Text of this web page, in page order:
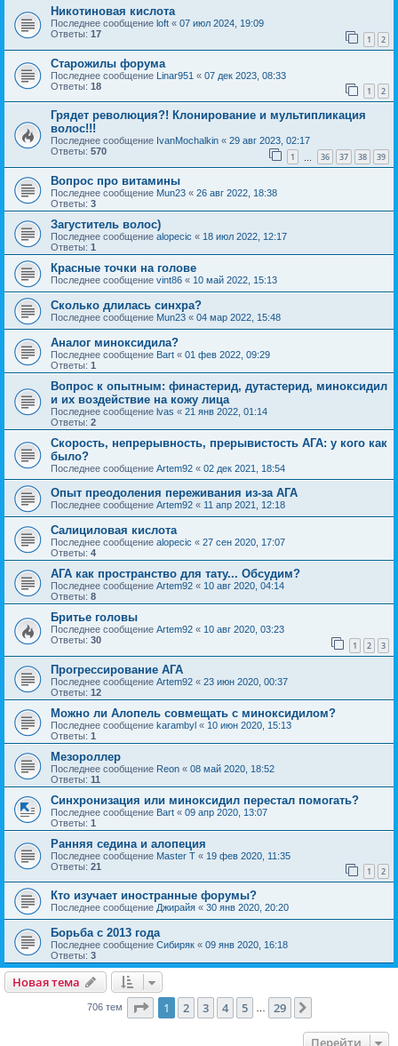
Никотиновая кислота
Последнее сообщение loft « 07 июл 2024, 19:09
Ответы: 17 1 2
Старожилы форума
Последнее сообщение Linar951 « 07 дек 2023, 08:33
Ответы: 18 1 2
Грядет революция?! Клонирование и мультипликация
волос!!!
Последнее сообщение IvanMochalkin « 29 авг 2023, 02:17
Ответы: 570 1 36 37 38 39
Вопрос про витамины
Последнее сообщение Mun23 « 26 авг 2022, 18:38
Ответы: 3
Загуститель волос)
Последнее сообщение alopecic « 18 июл 2022, 12:17
Ответы: 1
Красные точки на голове
Последнее сообщение vint86 « 10 май 2022, 15:13
Сколько длилась синхра?
Последнее сообщение Mun23 « 04 мар 2022, 15:48
Аналог миноксидила?
Последнее сообщение Bart « 01 фев 2022, 09:29
Ответы: 1
Вопрос к опытным: финастерид, дутастерид, миноксидил
и их воздействие на кожу лица
Последнее сообщение lvas « 21 янв 2022, 01:14
Ответы: 2
Скорость, непрерывность, прерывистость АГА: у кого как
было?
Последнее сообщение Artem92 « 02 дек 2021, 18:54
Опыт преодоления переживания из-за АГА
Последнее сообщение Artem92 « 11 апр 2021, 12:18
Салициловая кислота
Последнее сообщение alopecic « 27 сен 2020, 17:07
Ответы: 4
АГА как пространство для тату... Обсудим?
Последнее сообщение Artem92 « 10 авг 2020, 04:14
Ответы: 8
Бритье головы
Последнее сообщение Artem92 « 10 авг 2020, 03:23
Ответы: 30 1 2 3
Прогрессирование АГА
Последнее сообщение Artem92 « 23 июн 2020, 00:37
Ответы: 12
Можно ли Алопель совмещать с миноксидилом?
Последнее сообщение karambyl « 10 июн 2020, 15:13
Ответы: 1
Мезороллер
Последнее сообщение Reon « 08 май 2020, 18:52
Ответы: 11
Синхронизация или миноксидил перестал помогать?
Последнее сообщение Bart « 09 апр 2020, 13:07
Ответы: 1
Ранняя седина и алопеция
Последнее сообщение Master T « 19 фев 2020, 11:35
Ответы: 21 1 2
Кто изучает иностранные форумы?
Последнее сообщение Джирайя « 30 янв 2020, 20:20
Борьба с 2013 года
Последнее сообщение Сибиряк « 09 янв 2020, 16:18
Ответы: 3
Новая тема
706 тем Страница из 29
1 2 3 4 5 29
Перейти